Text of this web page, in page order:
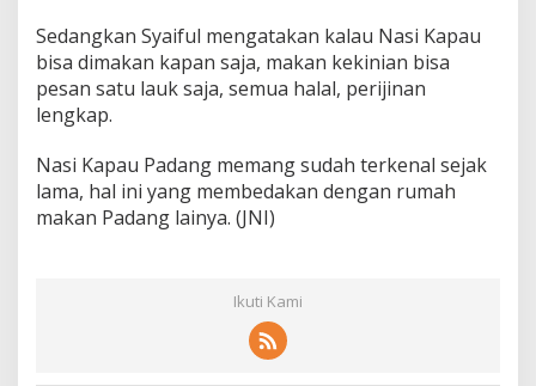
Sedangkan Syaiful mengatakan kalau Nasi Kapau
bisa dimakan kapan saja, makan kekinian bisa
pesan satu lauk saja, semua halal, perijinan
lengkap.
Nasi Kapau Padang memang sudah terkenal sejak
lama, hal ini yang membedakan dengan rumah
makan Padang lainya. (JNI)
Ikuti Kami